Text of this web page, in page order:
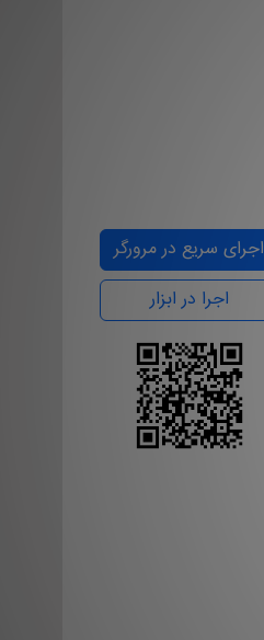
اجرای سریع در مرورگر
اجرا در ابزار